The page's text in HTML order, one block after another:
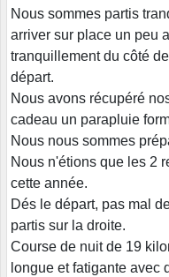
Nous sommes partis
arriver sur place un peu
tranquillement du côté
départ.
Nous avons récupéré
cadeau un parapluie
Nous nous sommes
Nous n'étions que les 2
cette année.
Dés le départ, pas mal
partis sur la droite.
Course de nuit de 19
longue et fatigante avec